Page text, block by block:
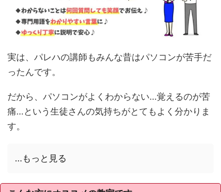
実は、パレハの講師もみんな昔はパソコンが苦手だ
ったんです。
だから、パソコンがよくわからない…覚えるのが苦
痛…という生徒さんの気持ちがとてもよく分かりま
す。
...もっと見る